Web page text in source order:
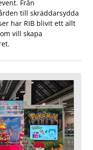
Från
till skräddarsydda
har RIB blivit ett allt
vill skapa